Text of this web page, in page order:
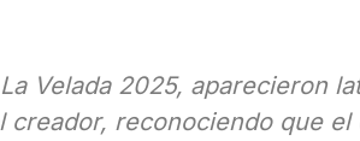
Velada 2025, aparecieron
creador, reconociendo que